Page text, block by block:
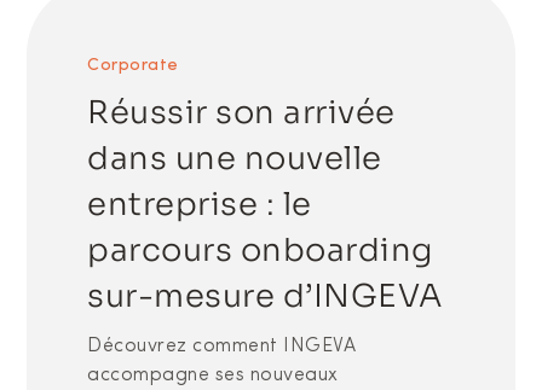
Corporate
Réussir son arrivée
dans une nouvelle
entreprise : le
parcours onboarding
sur-mesure d’INGEVA
Découvrez comment INGEVA
accompagne ses nouveaux